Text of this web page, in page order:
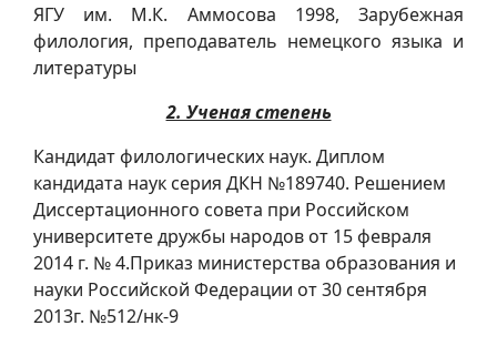
ЯГУ им. М.К. Аммосова 1998, Зарубежная
филология, преподаватель немецкого языка и
литературы
2. Ученая степень
Кандидат филологических наук. Диплом
кандидата наук серия ДКН №189740. Решением
Диссертационного совета при Российском
университете дружбы народов от 15 февраля
2014 г. № 4.Приказ министерства образования и
науки Российской Федерации от 30 сентября
2013г. №512/нк-9